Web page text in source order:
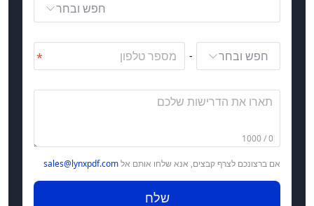
חפש ובחר
חפש ובחר -
0 / 1000
אם ברצונכם לצרף קבצים, אנא שלחו אותם אלsales@lynxpdf.com
שלח